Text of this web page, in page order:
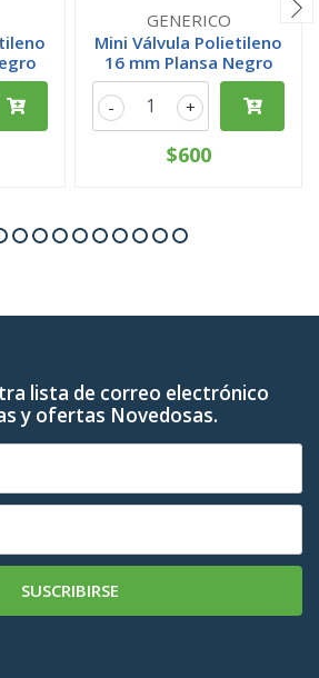
GENERICO
Mini Válvula Polietileno
16 mm Plansa Negro
+
-
$600
lista de correo electrónico
y ofertas Novedosas.
SUSCRIBIRSE